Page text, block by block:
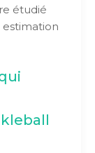
étudié